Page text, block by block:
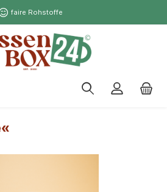
faire Rohstoffe